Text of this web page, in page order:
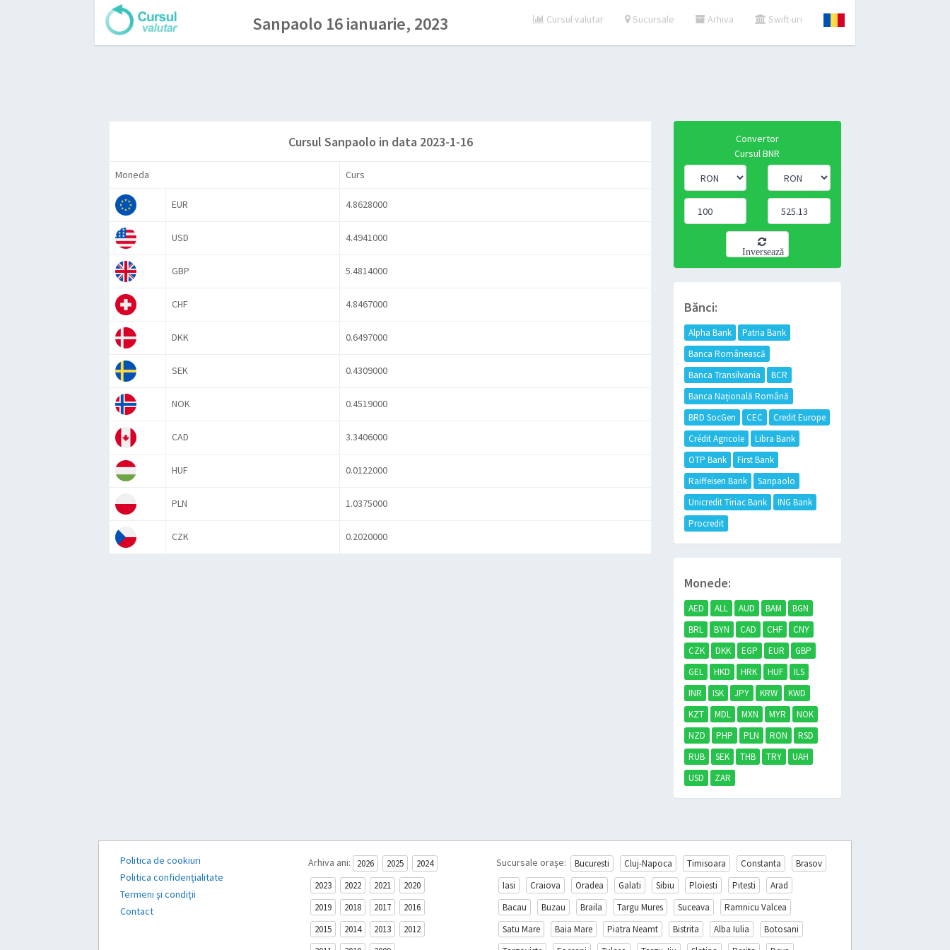
Sanpaolo 16 ianuarie, 2023 Cursul valutar Sucursale Arhiva Swift-uri
Cursul Sanpaolo in data 2023-1-16
Moneda Curs
EUR 4.8628000
USD 4.4941000
GBP 5.4814000
CHF 4.8467000
DKK 0.6497000
SEK 0.4309000
NOK 0.4519000
CAD 3.3406000
HUF 0.0122000
PLN 1.0375000
CZK 0.2020000
Convertor
Cursul BNR
Inversează
Bănci:
Alpha Bank
Patria Bank
Banca Românească
Banca Transilvania
BCR
Banca Națională Română
BRD SocGen
CEC
Credit Europe
Crédit Agricole
Libra Bank
OTP Bank
First Bank
Raiffeisen Bank
Sanpaolo
Unicredit Tiriac Bank
ING Bank
Procredit
Monede:
AED ALL AUD BAM
BGN
BRL
BYN CAD CHF
CNY
CZK
DKK EGP EUR
GBP
GEL
HKD HRK HUF
ILS
INR
ISK JPY KRW
KWD
KZT
MDL MXN MYR
NOK
NZD
PHP PLN RON
RSD
RUB
SEK THB TRY
UAH
USD
ZAR
Politica de cookiuri
Politica confidențialitate
Termeni și condiții
Contact
Arhiva ani: 2026 2025
2024
2023
2022 2021
2020
2019
2018 2017
2016
2015
2014 2013
2012
Sucursale orașe: Bucuresti Cluj-Napoca Timisoara Constanta
Brasov
Iasi
Craiova Oradea Galati Sibiu Ploiesti Pitesti
Arad
Bacau
Buzau Braila Targu Mures Suceava
Ramnicu Valcea
Satu Mare
Baia Mare Piatra Neamt Bistrita Alba Iulia
Botosani